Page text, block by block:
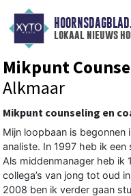
lokaal nieuws
Mikpunt
Alkmaar
Mikpunt counseling en
Mijn loopbaan is
analiste. In 1997 heb ik
Als middenmanager heb ik
collega’s van jong tot oud
2008 ben ik verder gaan